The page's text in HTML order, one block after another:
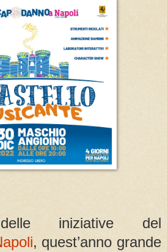
delle iniziative del
, quest’anno grande